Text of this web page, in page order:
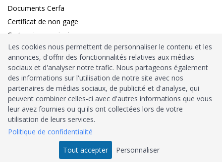
Documents Cerfa
Certificat de non gage
Carte grise provisoire
Identité sécurisé parFranceConnect
HabilitationMinistère de l’Intérieur: n°212900
Agrément Trésor Public
Tous droits réservés © 2026
Les cookies nous permettent de personnaliser le contenu et les
annonces, d'offrir des fonctionnalités relatives aux médias
sociaux et d'analyser notre trafic. Nous partageons également
des informations sur l'utilisation de notre site avec nos
partenaires de médias sociaux, de publicité et d'analyse, qui
peuvent combiner celles-ci avec d'autres informations que vous
leur avez fournies ou qu'ils ont collectées lors de votre
utilisation de leurs services.
Politique de confidentialité
Tout accepter
Personnaliser